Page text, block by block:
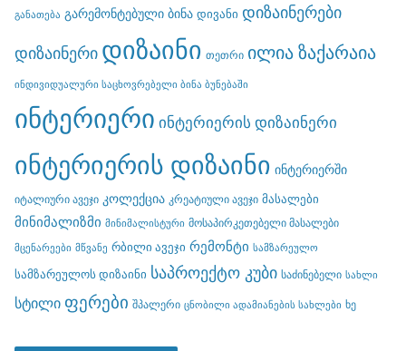
განათება გარემონტებული ბინა დივანი დიზაინერები
დიზაინერი დიზაინი თეთრი ილია ზაქარაია
ინდივიდუალური საცხოვრებელი ბინა ბუნებაში
ინტერიერი ინტერიერის დიზაინერი
ინტერიერის დიზაინი ინტერიერში
იტალიური ავეჯი კოლექცია კრეატიული ავეჯი მასალები
მინიმალიზმი მინიმალისტური მოსაპირკეთებელი მასალები
მცენარეები მწვანე რბილი ავეჯი რემონტი სამზარეულო
სამზარეულოს დიზაინი საპროექტო კუბი საძინებელი სახლი
სტილი ფერები შპალერი ცნობილი ადამიანების სახლები ხე